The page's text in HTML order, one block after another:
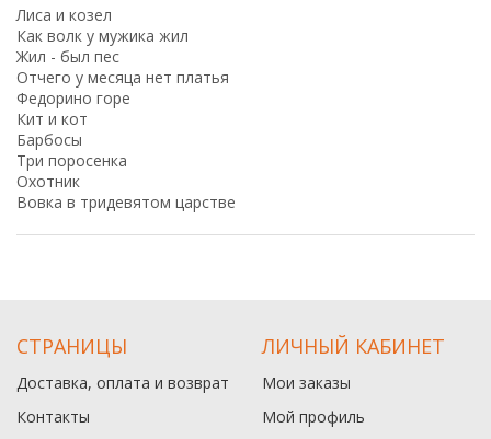
Лиса и козел
Как волк у мужика жил
Жил - был пес
Отчего у месяца нет платья
Федорино горе
Кит и кот
Барбосы
Три поросенка
Охотник
Вовка в тридевятом царстве
СТРАНИЦЫ
Доставка, оплата и возврат
Контакты
ЛИЧНЫЙ КАБИНЕТ
Мои заказы
Мой профиль